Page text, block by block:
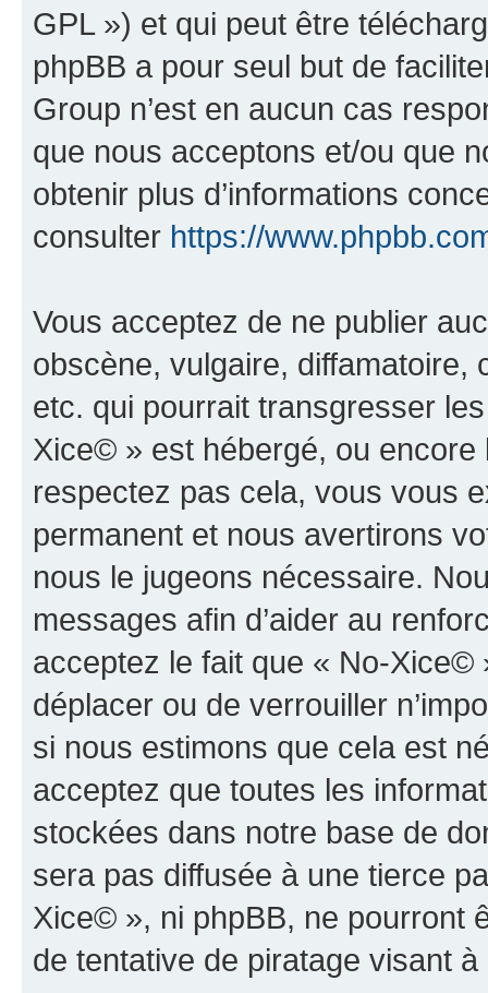
GPL ») et qui peut être
phpBB a pour seul but de
Group n’est en aucun cas
que nous acceptons et/ou que
obtenir plus d’informations
consulter https://
Vous acceptez de ne publier
obscène, vulgaire, diffamatoire,
etc. qui pourrait transgresser
Xice© » est hébergé, ou
respectez pas cela, vous vous
permanent et nous avertirons
nous le jugeons nécessaire.
messages afin d’aider au
acceptez le fait que « No-Xice©
déplacer ou de verrouiller
si nous estimons que cela est
acceptez que toutes les
stockées dans notre base de
sera pas diffusée à une tierce
Xice© », ni phpBB, ne pourront
de tentative de piratage visant